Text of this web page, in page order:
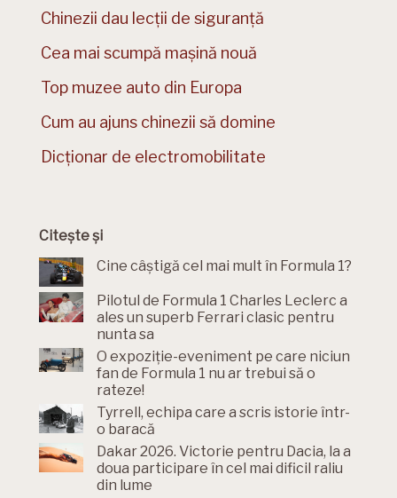
Chinezii dau lecții de siguranță
Cea mai scumpă mașină nouă
Top muzee auto din Europa
Cum au ajuns chinezii să domine
Dicționar de electromobilitate
Citește și
Cine câștigă cel mai mult în Formula 1?
Pilotul de Formula 1 Charles Leclerc a
ales un superb Ferrari clasic pentru
nunta sa
O expoziție-eveniment pe care niciun
fan de Formula 1 nu ar trebui să o
rateze!
Tyrrell, echipa care a scris istorie într-
o baracă
Dakar 2026. Victorie pentru Dacia, la a
doua participare în cel mai dificil raliu
din lume